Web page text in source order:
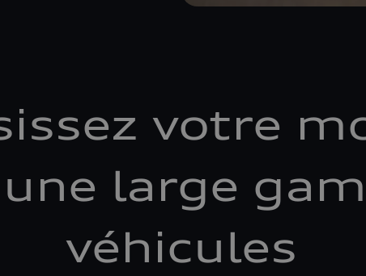
votre
large
véhicules